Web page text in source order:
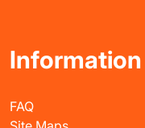
Information
FAQ